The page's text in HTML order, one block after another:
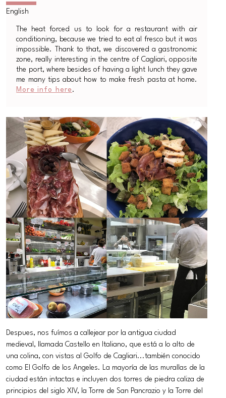
The heat forced us to look for a restaurant with air
conditioning, because we tried to eat al fresco but it was
impossible. Thank to that, we discovered a gastronomic
zone, really interesting in the centre of Cagliari, opposite
the port, where besides of having a light lunch they gave
me many tips about how to make fresh pasta at home.
More info here.
Despues, nos fuímos a callejear por la antigua ciudad
medieval, llamada Castello en Italiano, que está a lo alto de
una colina, con vistas al Golfo de Cagliari...también conocido
como El Golfo de los Angeles. La mayoría de las murallas de la
ciudad están intactas e incluyen dos torres de piedra caliza de
principios del siglo XIV, la Torre de San Pancrazio y la Torre del